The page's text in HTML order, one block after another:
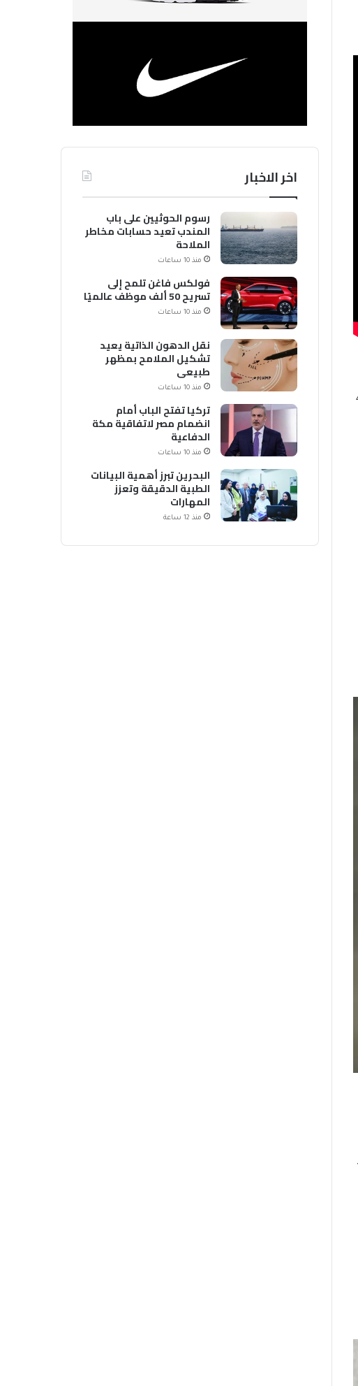
نظام العالم منذ حوالي 4
اخر الاخبار
رسوم الحوثيين على باب
المندب تعيد حسابات مخاطر
الملاحة
منذ 10 ساعات
فولكس فاغن تلمح إلى
تسريح 50 ألف موظف عالميًا
منذ 10 ساعات
نقل الدهون الذاتية يعيد
تشكيل الملامح بمظهر
طبيعي
منذ 10 ساعات
تركيا تفتح الباب أمام
انضمام مصر لاتفاقية مكة
الدفاعية
منذ 10 ساعات
البحرين تبرز أهمية البيانات
الطبية الدقيقة وتعزز
المهارات
منذ 12 ساعة